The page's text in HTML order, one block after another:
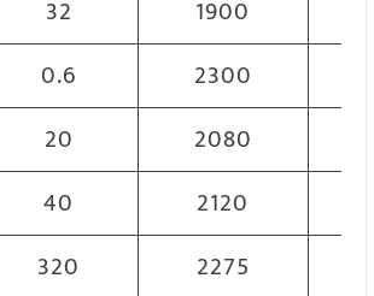
32
1900
0.6
2300
20
2080
40
2120
320
2275